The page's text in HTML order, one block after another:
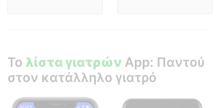
Το λίστα γιατρών App: Παντού
στον κατάλληλο γιατρό